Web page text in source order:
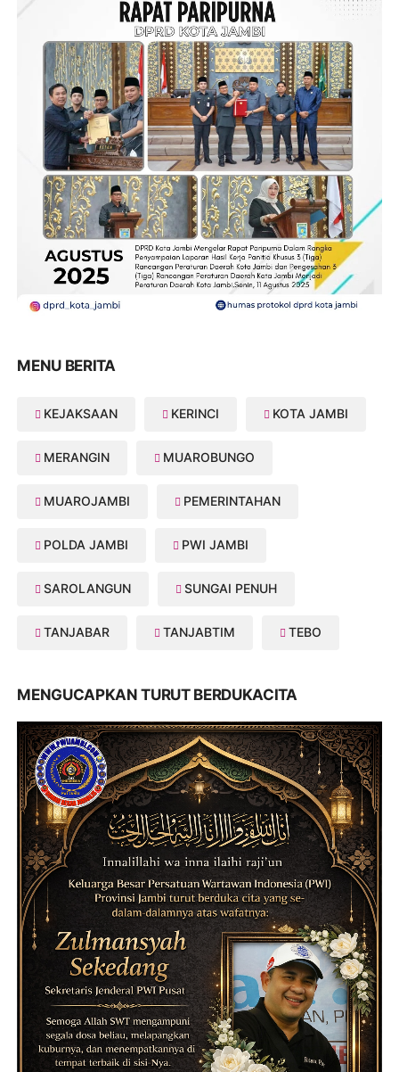
MENU BERITA
KEJAKSAAN KERINCI KOTA JAMBI
MERANGIN MUAROBUNGO
MUAROJAMBI PEMERINTAHAN
POLDA JAMBI PWI JAMBI
SAROLANGUN SUNGAI PENUH
TANJABAR TANJABTIM TEBO
MENGUCAPKAN TURUT BERDUKACITA